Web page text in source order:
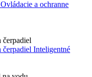
Ovládacie a ochranne
Inteligentné